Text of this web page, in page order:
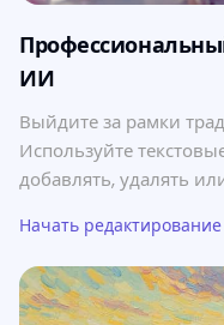
ИИ
Выйдите за рамки
Используйте
добавлять, удалять
Начать редактирование